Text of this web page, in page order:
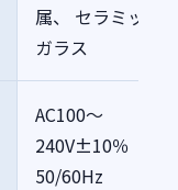
属、 セラミック、
ガラス
AC100～
240V±10％
50/60Hz